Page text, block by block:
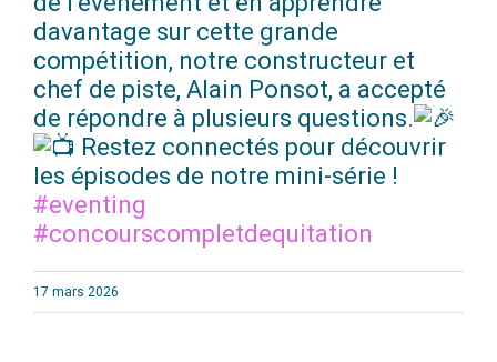
davantage sur cette grande
compétition, notre constructeur et
chef de piste, Alain Ponsot, a accepté
de répondre à plusieurs questions.
Restez connectés pour découvrir
les épisodes de notre mini-série !
#eventing
#concourscompletdequitation
17 mars 2026